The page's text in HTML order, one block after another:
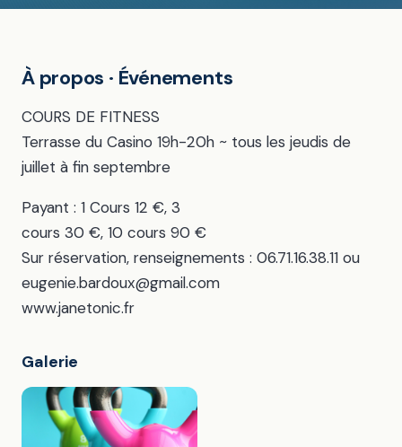
À propos · Événements
COURS DE FITNESS
Terrasse du Casino 19h-20h ~ tous les jeudis de
juillet à fin septembre
Payant : 1 Cours 12 €, 3
cours 30 €, 10 cours 90 €
Sur réservation, renseignements : 06.71.16.38.11 ou
eugenie.bardoux@gmail.com
www.janetonic.fr
Galerie